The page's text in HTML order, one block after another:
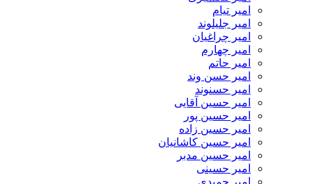
امیر تیام
امیر جلیلوند
امیر چراغیان
امیر چهارم
امیر حاتم
امیر حسن وند
امیر حسنوند
امیر حسین آقایی
امیر حسین پور
امیر حسین زاده
امیر حسین کاشانیان
امیر حسین مدبر
امیر حسینی